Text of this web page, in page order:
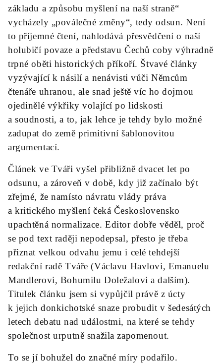
základu a způsobu myšlení na naší straně“
vycházely „poválečné změny“, tedy odsun. Není
to příjemné čtení, nahlodává přesvědčení o naší
holubičí povaze a představu Čechů coby výhradně
trpné oběti historických příkoří. Štvavé články
vyzývající k násilí a nenávisti vůči Němcům
čtenáře uhranou, ale snad ještě víc ho dojmou
ojedinělé výkřiky volající po lidskosti
a soudnosti, a to, jak lehce je tehdy bylo možné
zadupat do země primitivní šablonovitou
argumentací.
Článek ve Tváři vyšel přibližně dvacet let po
odsunu, a zároveň v době, kdy již začínalo být
zřejmé, že namísto návratu vlády práva
a kritického myšlení čeká Československo
upachtěná normalizace. Editor dobře věděl, proč
se pod text raději nepodepsal, přesto je třeba
přiznat velkou odvahu jemu i celé tehdejší
redakční radě Tváře (Václavu Havlovi, Emanuelu
Mandlerovi, Bohumilu Doležalovi a dalším).
Titulek článku jsem si vypůjčil právě z úcty
k jejich donkichotské snaze probudit v šedesátých
letech debatu nad událostmi, na které se tehdy
společnost urputně snažila zapomenout.
To se jí bohužel do značné míry podařilo.